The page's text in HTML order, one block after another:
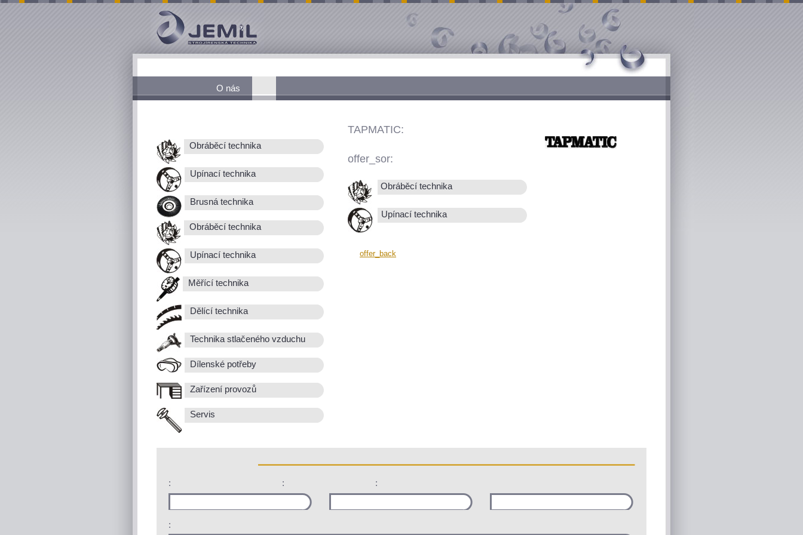
O nás
Obráběcí technika
Upínací technika
Brusná technika
Obráběcí technika
Upínací technika
Měřící technika
Dělící technika
Technika stlačeného vzduchu
Dílenské potřeby
Zařízení provozů
Servis
TAPMATIC:
offer_sor:
Obráběcí technika
Upínací technika
offer_back
: : :
: